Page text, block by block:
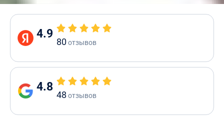
4.9
80отзывов
4.8
48 отзывов